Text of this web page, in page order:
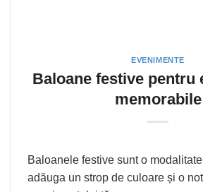
EVENIMENTE
Baloane festive pentru
memorabile
Baloanele festive sunt o
adăuga un strop de culoare și o